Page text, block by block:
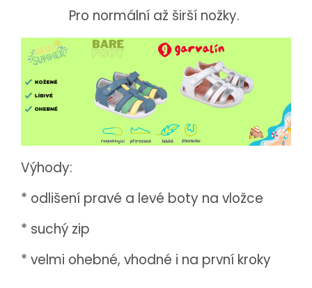
Pro normální až širší nožky.
Výhody:
* odlišení pravé a levé boty na vložce
* suchý zip
* velmi ohebné, vhodné i na první kroky